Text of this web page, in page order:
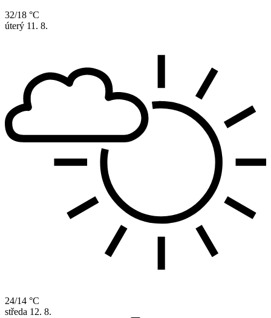
32/18 °C
úterý 11. 8.
24/14 °C
středa 12. 8.